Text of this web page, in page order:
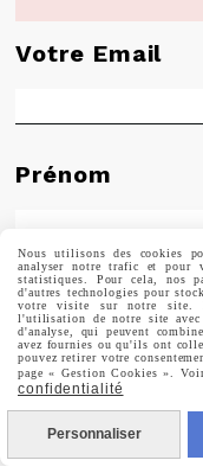
Votre Email
Prénom
Vous pouvez vous
trouverez pour cela
conditions
Nous utilisons des cookies
analyser notre trafic et pour
statistiques. Pour cela, nos
d'autres technologies pour
votre visite sur notre site.
l'utilisation de notre site avec
d'analyse, qui peuvent
avez fournies ou qu'ils ont
pouvez retirer votre
page « Gestion Cookies ».
confidentialité
Personnaliser